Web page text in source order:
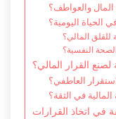
المال والعواطف؟
الحياة اليومية؟
المالي؟
النفسية؟
القرار المالي؟
العاطفي؟
المالية في الثقة؟
في اتخاذ القرارات